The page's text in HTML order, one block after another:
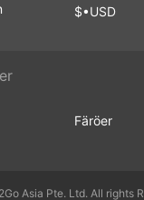
$•USD
Färöer
Asia Pte. Ltd. All rights